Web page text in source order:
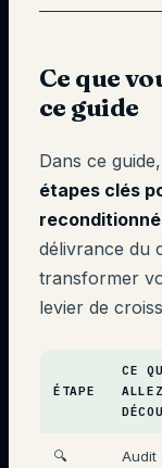
Ce que
ce guide
Dans ce
étapes clés
délivrance du
transformer
levier de
ÉTAPE
CE
ALLEZ
🔍 Audit